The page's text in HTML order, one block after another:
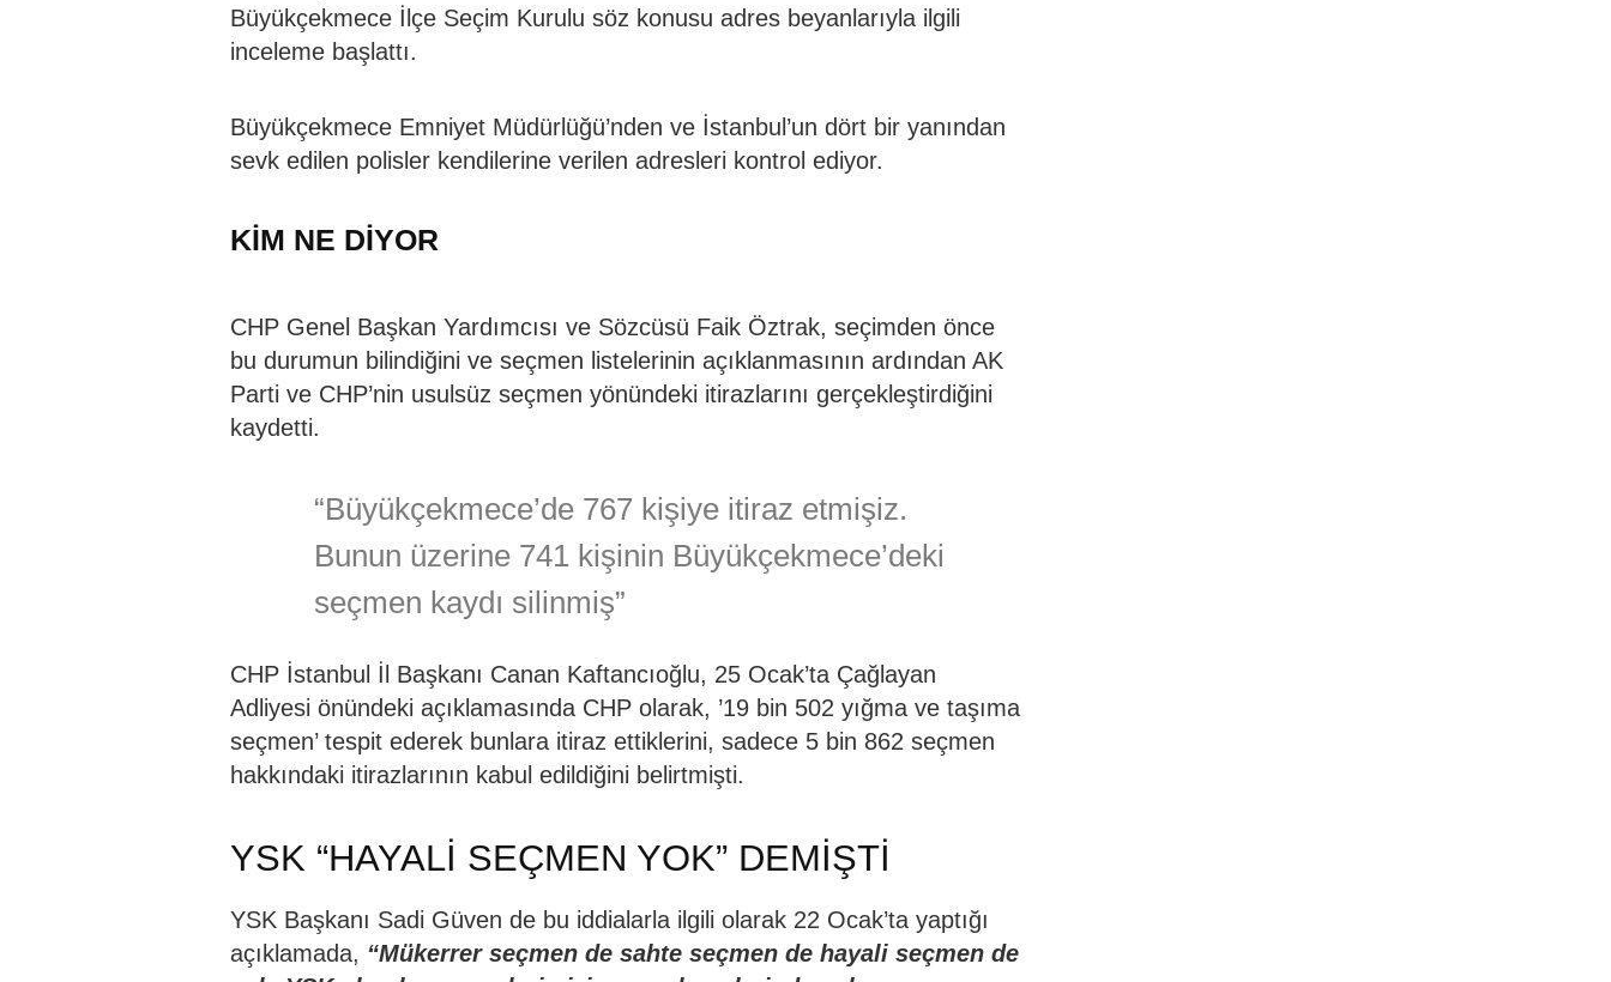
Büyükçekmece İlçe Seçim Kurulu söz konusu adres beyanlarıyla ilgili
inceleme başlattı.
Büyükçekmece Emniyet Müdürlüğü’nden ve İstanbul’un dört bir yanından
sevk edilen polisler kendilerine verilen adresleri kontrol ediyor.
KİM NE DİYOR
CHP Genel Başkan Yardımcısı ve Sözcüsü Faik Öztrak, seçimden önce
bu durumun bilindiğini ve seçmen listelerinin açıklanmasının ardından AK
Parti ve CHP’nin usulsüz seçmen yönündeki itirazlarını gerçekleştirdiğini
kaydetti.
“Büyükçekmece’de 767 kişiye itiraz etmişiz.
Bunun üzerine 741 kişinin Büyükçekmece’deki
seçmen kaydı silinmiş”
CHP İstanbul İl Başkanı Canan Kaftancıoğlu, 25 Ocak’ta Çağlayan
Adliyesi önündeki açıklamasında CHP olarak, ’19 bin 502 yığma ve taşıma
seçmen’ tespit ederek bunlara itiraz ettiklerini, sadece 5 bin 862 seçmen
hakkındaki itirazlarının kabul edildiğini belirtmişti.
YSK “HAYALİ SEÇMEN YOK” DEMİŞTİ
YSK Başkanı Sadi Güven de bu iddialarla ilgili olarak 22 Ocak’ta yaptığı
açıklamada, “Mükerrer seçmen de sahte seçmen de hayali seçmen de